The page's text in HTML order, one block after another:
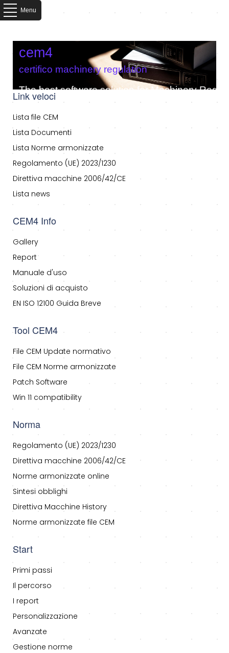
Menu
cem4
certifico machinery regulation
The best software solution for Machinery
Link veloci
Lista file CEM
Lista Documenti
Lista Norme armonizzate
Regolamento (UE) 2023/1230
Direttiva macchine 2006/42/CE
Lista news
CEM4 Info
Gallery
Report
Manuale d'uso
Soluzioni di acquisto
EN ISO 12100 Guida Breve
Tool CEM4
File CEM Update normativo
File CEM Norme armonizzate
Patch Software
Win 11 compatibility
Norma
Regolamento (UE) 2023/1230
Direttiva macchine 2006/42/CE
Norme armonizzate online
Sintesi obblighi
Direttiva Macchine History
Norme armonizzate file CEM
Start
Primi passi
Il percorso
I report
Personalizzazione
Avanzate
Gestione norme